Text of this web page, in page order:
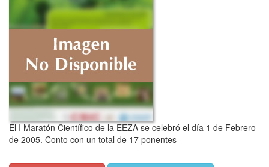
El I Maratón Científico de la EEZA se celebró el día 1 de Febrero
de 2005. Conto con un total de 17 ponentes